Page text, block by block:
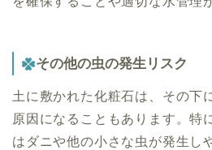
その他の虫の発生リスク
土に敷かれた化粧石は、その下
原因になることもあります。特
はダニや他の小さな虫が発生し